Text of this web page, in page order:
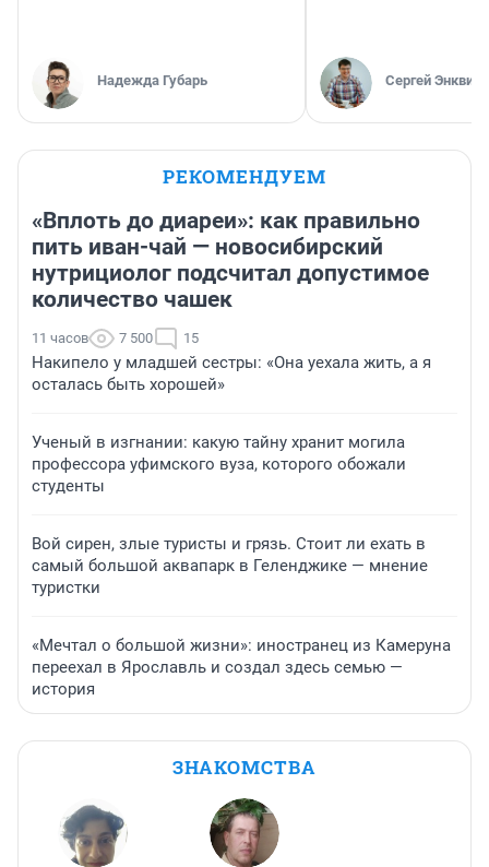
Надежда Губарь Сергей Энквист
РЕКОМЕНДУЕМ
«Вплоть до диареи»: как правильно
пить иван-чай — новосибирский
нутрициолог подсчитал допустимое
количество чашек
11 часов 7 500 15
Накипело у младшей сестры: «Она уехала жить, а я
осталась быть хорошей»
Ученый в изгнании: какую тайну хранит могила
профессора уфимского вуза, которого обожали
студенты
Вой сирен, злые туристы и грязь. Стоит ли ехать в
самый большой аквапарк в Геленджике — мнение
туристки
«Мечтал о большой жизни»: иностранец из Камеруна
переехал в Ярославль и создал здесь семью —
история
ЗНАКОМСТВА